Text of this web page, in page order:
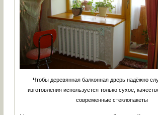
Чтобы деревянная балконная дверь надёжно
изготовления используется только сухое,
современные стеклопакеты